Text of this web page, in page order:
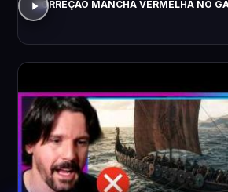
CORREÇÃO MANCHA VERMELHA NO